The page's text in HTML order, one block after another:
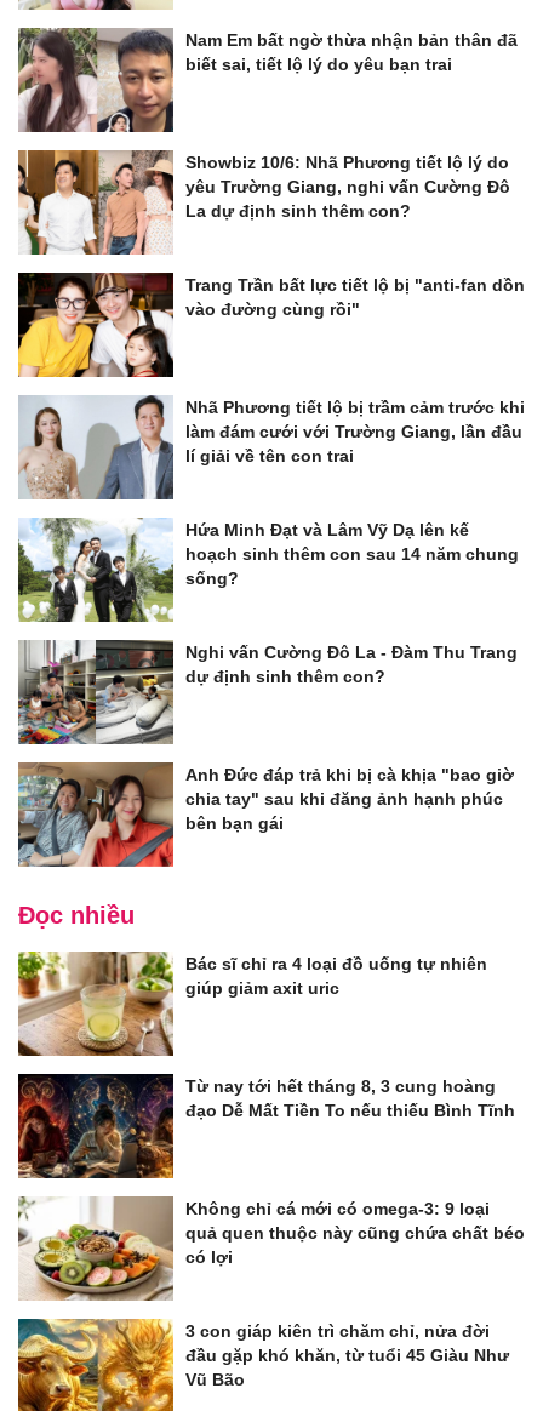
Nam Em bất ngờ thừa nhận bản thân đã
biết sai, tiết lộ lý do yêu bạn trai
Showbiz 10/6: Nhã Phương tiết lộ lý do
yêu Trường Giang, nghi vấn Cường Đô
La dự định sinh thêm con?
Trang Trần bất lực tiết lộ bị "anti-fan dồn
vào đường cùng rồi"
Nhã Phương tiết lộ bị trầm cảm trước khi
làm đám cưới với Trường Giang, lần đầu
lí giải về tên con trai
Hứa Minh Đạt và Lâm Vỹ Dạ lên kế
hoạch sinh thêm con sau 14 năm chung
sống?
Nghi vấn Cường Đô La - Đàm Thu Trang
dự định sinh thêm con?
Anh Đức đáp trả khi bị cà khịa "bao giờ
chia tay" sau khi đăng ảnh hạnh phúc
bên bạn gái
Đọc nhiều
Bác sĩ chỉ ra 4 loại đồ uống tự nhiên
giúp giảm axit uric
Từ nay tới hết tháng 8, 3 cung hoàng
đạo Dễ Mất Tiền To nếu thiếu Bình Tĩnh
Không chỉ cá mới có omega-3: 9 loại
quả quen thuộc này cũng chứa chất béo
có lợi
3 con giáp kiên trì chăm chỉ, nửa đời
đầu gặp khó khăn, từ tuổi 45 Giàu Như
Vũ Bão